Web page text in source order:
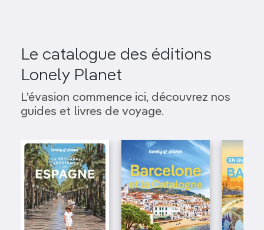
Le catalogue des éditions
Lonely Planet
L’évasion commence ici, découvrez nos
guides et livres de voyage.